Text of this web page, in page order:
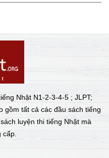
Nhật N1-2-3-4-5 ; JLPT;
gồm tất cả các đầu sách tiếng
luyện thi tiếng Nhật mà